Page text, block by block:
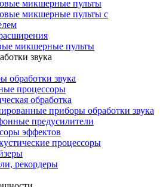
микшерные пульты
микшерные пульты с
микшерные пульты
звука
обработки звука
процессоры
обработка
приборы обработки звука
предусилители
эффектов
процессоры
рекордеры